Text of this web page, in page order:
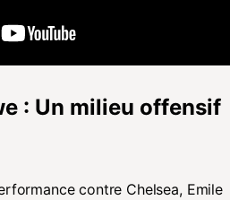
: Un milieu offensif
contre Chelsea, Emile